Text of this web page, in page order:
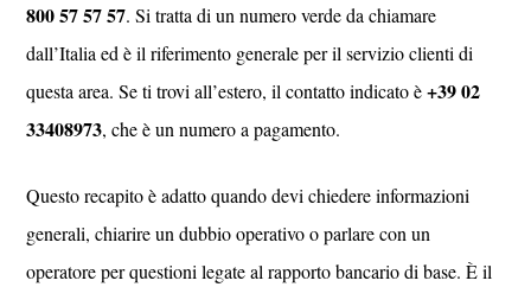
800 57 57 57. Si tratta di un numero verde da chiamare
dall’Italia ed è il riferimento generale per il servizio clienti di
questa area. Se ti trovi all’estero, il contatto indicato è+39 02
33408973, che è un numero a pagamento.
Questo recapito è adatto quando devi chiedere informazioni
generali, chiarire un dubbio operativo o parlare con un
operatore per questioni legate al rapporto bancario di base. È il